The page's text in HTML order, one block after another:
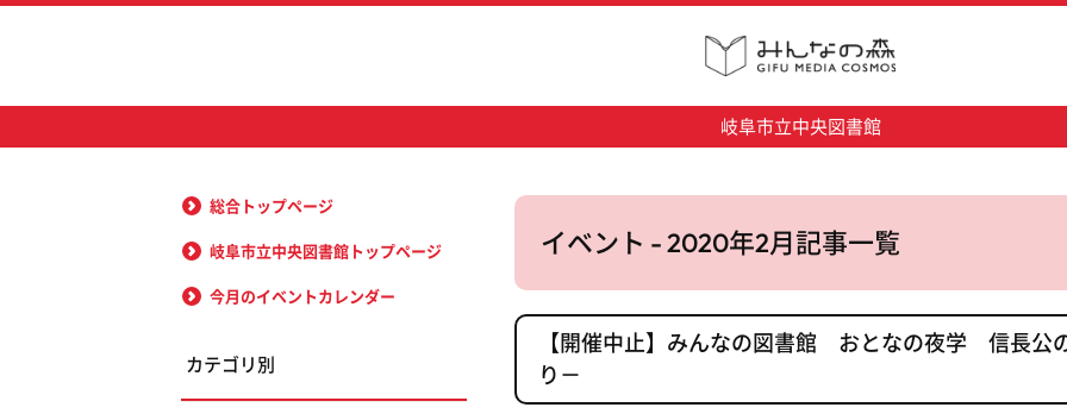
岐阜市立中央図書館
イベント - 2020年2月記事一覧
【開催中止】みんなの図書館 おとなの夜学 信長
り－
総合トップページ
岐阜市立中央図書館トップページ
今月のイベントカレンダー
カテゴリ別